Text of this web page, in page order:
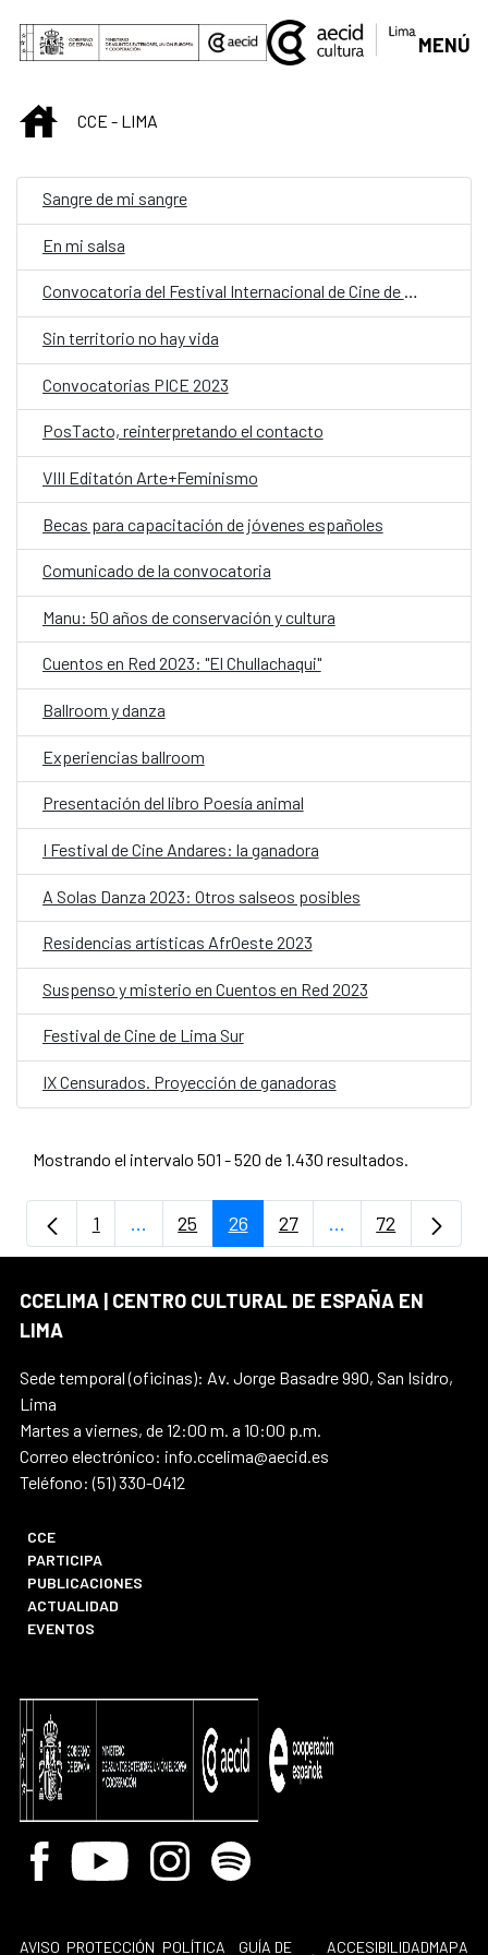
Saltar al contenido principal
MENÚ
INICIOCCE - LIMA
Sangre de mi sangre
En mi salsa
Convocatoria del Festival Internacional de Cine de Morelia
Sin territorio no hay vida
Convocatorias PICE 2023
PosTacto, reinterpretando el contacto
VIII Editatón Arte+Feminismo
Becas para capacitación de jóvenes españoles
Comunicado de la convocatoria
Manu: 50 años de conservación y cultura
Cuentos en Red 2023: "El Chullachaqui"
Ballroom y danza
Experiencias ballroom
Presentación del libro Poesía animal
I Festival de Cine Andares: la ganadora
A Solas Danza 2023: Otros salseos posibles
Residencias artísticas AfrOeste 2023
Suspenso y misterio en Cuentos en Red 2023
Festival de Cine de Lima Sur
IX Censurados. Proyección de ganadoras
Mostrando el intervalo 501 - 520 de 1.430 resultados.
Página
1 ...Páginas intermedias Use TAB para
Página
25 Página
26 Página
27 ...PáginasPágina
72
CCELIMA | CENTRO CULTURAL DE ESPAÑA EN
LIMA
Sede temporal (oficinas): Av. Jorge Basadre 990, San Isidro,
Lima
Martes a viernes, de 12:00 m. a 10:00 p.m.
Correo electrónico: info.ccelima@aecid.es
Teléfono: (51) 330-0412
CCE
PARTICIPA
PUBLICACIONES
ACTUALIDAD
EVENTOS
Facebook
Youtube InstagramSpotify
AVISO PROTECCIÓN POLÍTICA
GUÍA DE
ACCESIBILIDADMAPA